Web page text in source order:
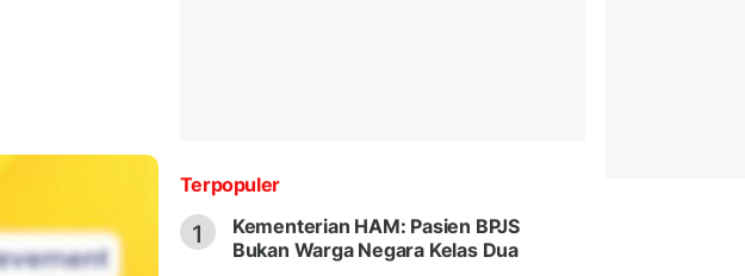
Terpopuler
1
Kementerian HAM: Pasien BPJS
Bukan Warga Negara Kelas Dua